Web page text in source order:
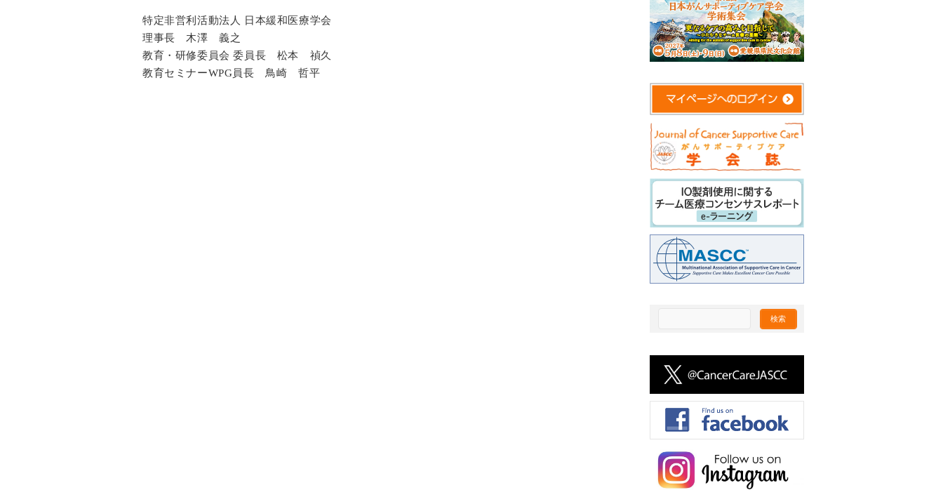
特定非営利活動法人 日本緩和医療学会
理事長 木澤 義之
教育・研修委員会 委員長 松本 禎久
教育セミナーWPG員長 鳥崎 哲平